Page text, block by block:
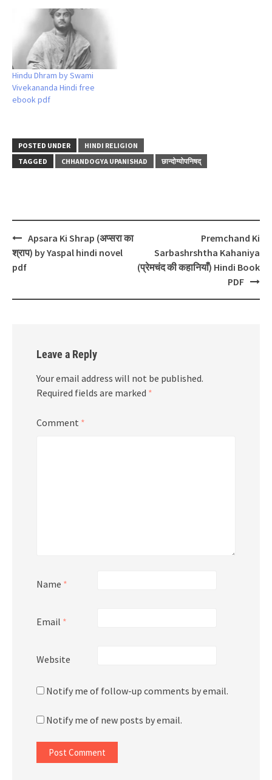
Hindu Dhram by Swami
Vivekananda Hindi free
ebook pdf
POSTED UNDER
HINDI RELIGION
TAGGED
CHHANDOGYA UPANISHAD छान्दोग्योपनिषद्
Post
navigation
Apsara Ki Shrap (अप्सरा का
श्राप) by Yaspal hindi novel
pdf
Premchand Ki
Sarbashrshtha Kahaniya
(प्रेमचंद की कहानियाँ) Hindi Book
PDF
Leave a Reply
Your email address will not be published.
Required fields are marked *
Comment *
Name *
Email *
Website
Notify me of follow-up comments by email.
Notify me of new posts by email.